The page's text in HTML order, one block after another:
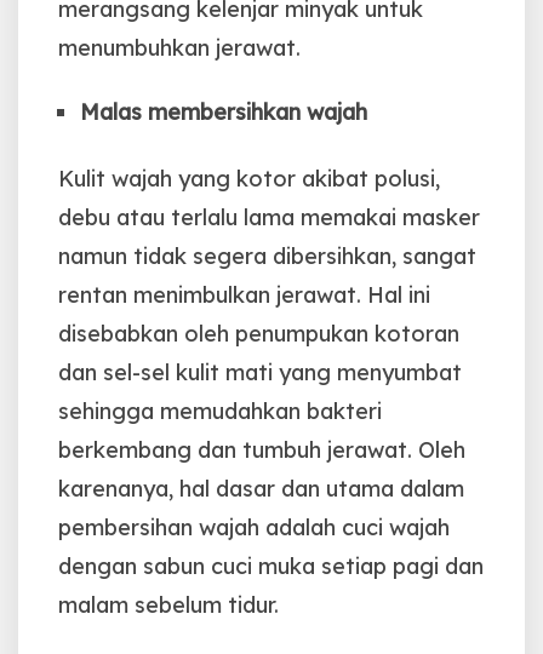
merangsang kelenjar minyak untuk
menumbuhkan jerawat.
Malas membersihkan wajah
Kulit wajah yang kotor akibat polusi,
debu atau terlalu lama memakai masker
namun tidak segera dibersihkan, sangat
rentan menimbulkan jerawat. Hal ini
disebabkan oleh penumpukan kotoran
dan sel-sel kulit mati yang menyumbat
sehingga memudahkan bakteri
berkembang dan tumbuh jerawat. Oleh
karenanya, hal dasar dan utama dalam
pembersihan wajah adalah cuci wajah
dengan sabun cuci muka setiap pagi dan
malam sebelum tidur.